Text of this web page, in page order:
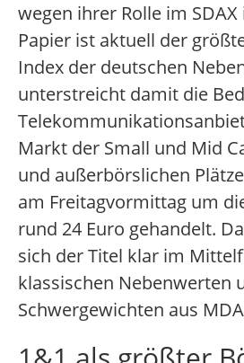
wegen ihrer Rolle im
Papier ist aktuell der
Index der deutschen
unterstreicht damit die
Markt der Small und Mid
und außerbörslichen
am Freitagvormittag um
rund 24 Euro gehandelt.
sich der Titel klar im
klassischen Nebenwerten
Schwergewichten aus